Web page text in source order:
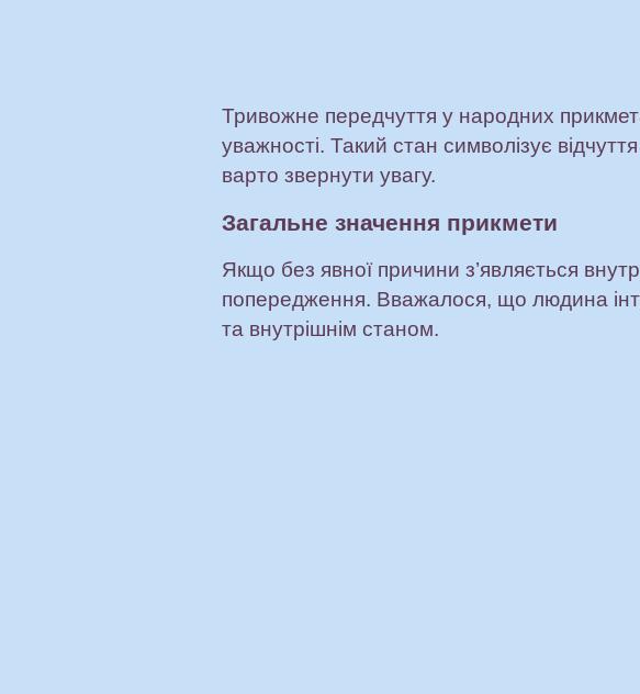
Тривожне передчуття у народних
уважності. Такий стан символізує
варто звернути увагу.
Загальне значення прикмети
Якщо без явної причини з’являється
попередження. Вважалося, що людина
та внутрішнім станом.